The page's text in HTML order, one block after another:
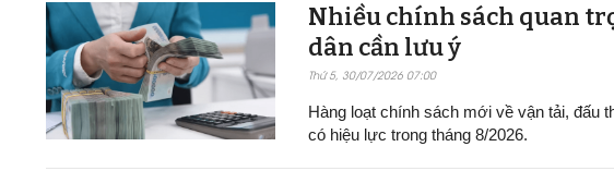
Nhiều chính sách quan
dân cần lưu ý
Thứ 5, 30/07/2026 07:00
Hàng loạt chính sách mới về vận tải, đấu
có hiệu lực trong tháng 8/2026.